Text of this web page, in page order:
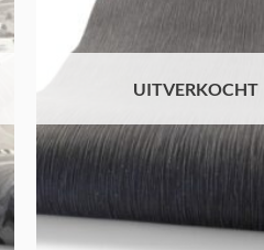
UITVERKOCHT